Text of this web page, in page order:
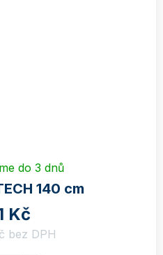
do 3 dnů
140 cm
Kč
bez DPH